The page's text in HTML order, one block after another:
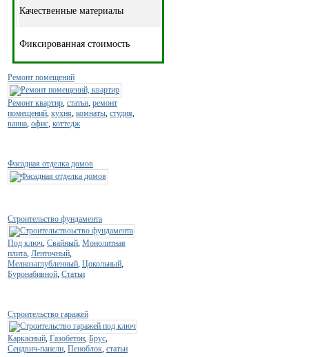
Качественные материалы
Фиксированная стоимость
Ремонт помещений
Ремонт квартир, статьи, ремонт
помещений, кухня, комнаты, студия,
ванна, офис, коттедж
Фасадная отделка домов
Строительство фундамента
Под ключ, Свайный, Монолитная
плита, Ленточный,
Мелкозаглубленный, Цокольный,
Буронабивной, Статьи
Строительство гаражей
Каркасный, Газобетон, Брус,
Сендвич-панели, Пеноблок, статьи